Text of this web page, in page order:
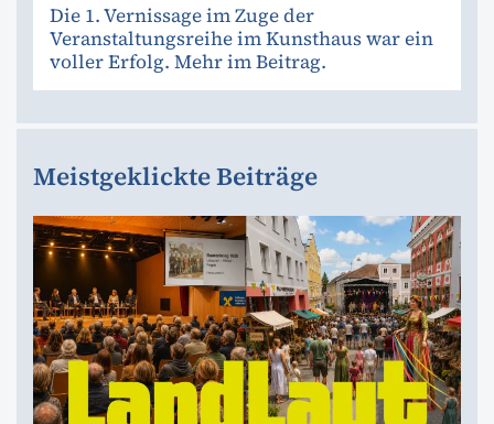
Die 1. Vernissage im Zuge der
Veranstaltungsreihe im Kunsthaus war ein
voller Erfolg. Mehr im Beitrag.
Meistgeklickte Beiträge